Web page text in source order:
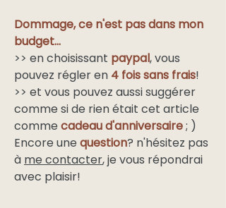
Dommage, ce n'est pas dans mon
budget...
>> en choisissant paypal, vous
pouvez régler en 4 fois sans frais!
>> et vous pouvez aussi suggérer
comme si de rien était cet article
comme cadeau d'anniversaire; )
Encore une question? n'hésitez pas
à me contacter, je vous répondrai
avec plaisir!